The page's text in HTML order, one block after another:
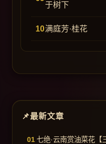
于树下
满庭芳·桂花
最新文章
七绝·云南赏油菜花【